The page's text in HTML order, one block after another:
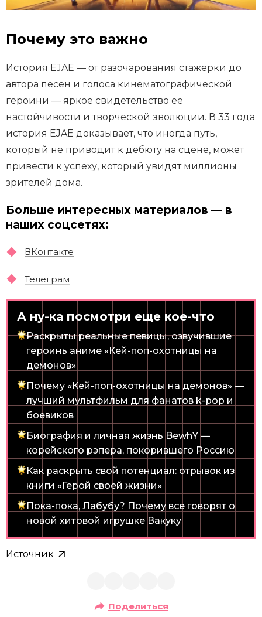
Почему это важно
История EJAE — от разочарования стажерки до
автора песен и голоса кинематографической
героини — яркое свидетельство ее
настойчивости и творческой эволюции. В 33 года
история EJAE доказывает, что иногда путь,
который не приводит к дебюту на сцене, может
привести к успеху, который увидят миллионы
зрителей дома.
Больше интересных материалов — в
наших соцсетях:
ВКонтакте
Телеграм
А ну-ка посмотри еще кое-что
Раскрыты реальные певицы, озвучившие
героинь аниме «Кей-поп-охотницы на
демонов»
Почему «Кей-поп-охотницы на демонов» —
лучший мультфильм для фанатов k-pop и
боевиков
Биография и личная жизнь BewhY —
корейского рэпера, покорившего Россию
Как раскрыть свой потенциал: отрывок из
книги «Герой своей жизни»
Пока-пока, Лабубу? Почему все говорят о
новой хитовой игрушке Вакуку
Источник
Поделиться